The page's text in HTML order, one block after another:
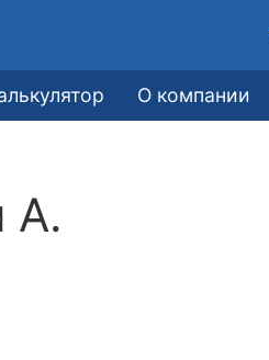
О компании
А.